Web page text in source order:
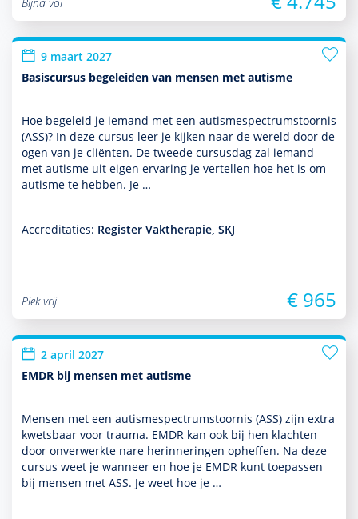
9 maart 2027
Basiscursus begeleiden van mensen met autisme
Hoe bege­leid je iemand met een autisme­spectrum­stoor­nis
(ASS)? In deze cursus leer je kijken naar de wereld door de
ogen van je cliënten. De tweede cursusdag zal iemand
met autisme uit eigen ervaring je vertellen hoe het is om
autisme te hebben. Je …
Accreditaties: Register Vaktherapie, SKJ
Plek vrij € 965
2 april 2027
EMDR bij mensen met autisme
Mensen met een autisme­spectrum­stoor­nis (ASS) zijn extra
kwetsbaar voor trauma. EMDR kan ook bij hen klachten
door onverwerkte nare herinneringen opheffen. Na deze
cursus weet je wanneer en hoe je EMDR kunt toe­pas­sen
bij mensen met ASS. Je weet hoe je …